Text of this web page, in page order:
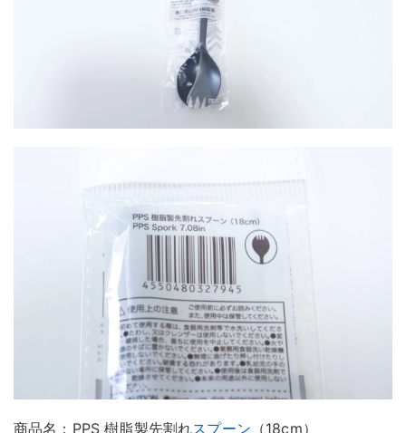
商品名：PPS 樹脂製先割れスプーン （18cm）